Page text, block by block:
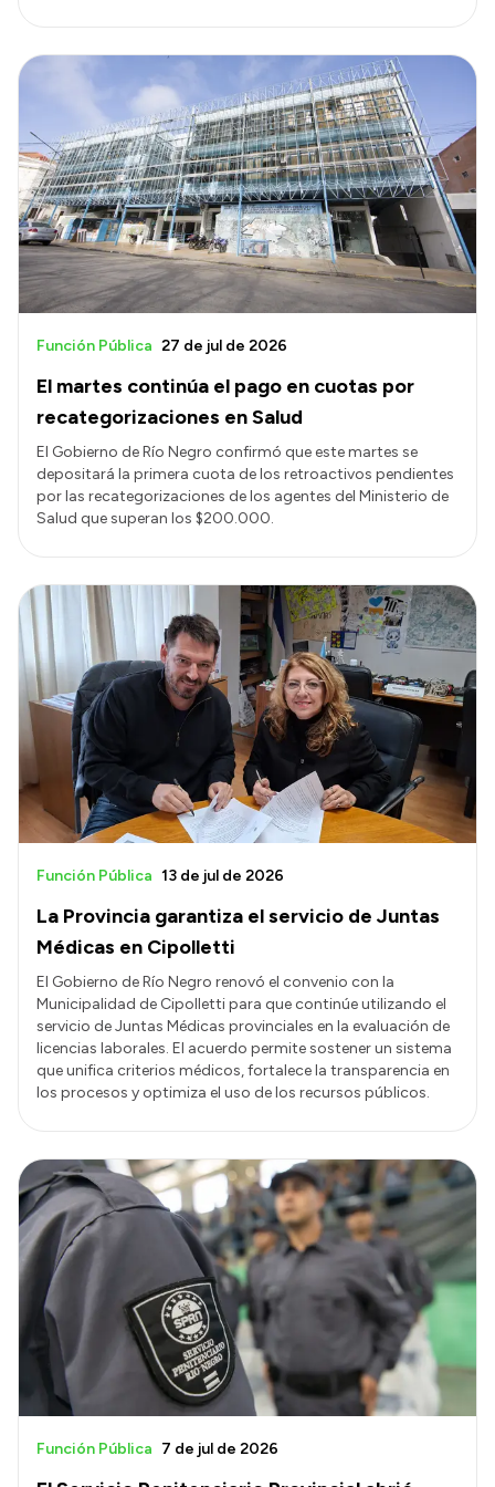
El martes continúa el pago en cuotas por
recategorizaciones en Salud
Función Pública 27 de jul de 2026
El Gobierno de Río Negro confirmó que este martes se
depositará la primera cuota de los retroactivos pendientes
por las recategorizaciones de los agentes del Ministerio de
Salud que superan los $200.000.
La Provincia garantiza el servicio de Juntas
Médicas en Cipolletti
Función Pública 13 de jul de 2026
El Gobierno de Río Negro renovó el convenio con la
Municipalidad de Cipolletti para que continúe utilizando el
servicio de Juntas Médicas provinciales en la evaluación de
licencias laborales. El acuerdo permite sostener un sistema
que unifica criterios médicos, fortalece la transparencia en
los procesos y optimiza el uso de los recursos públicos.
Función Pública 7 de jul de 2026